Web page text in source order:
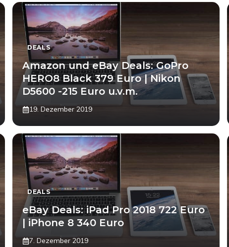
DEALS
Amazon und eBay Deals: GoPro
HERO8 Black 379 Euro | Nikon
D5600 -215 Euro u.v.m.
19. Dezember 2019
DEALS
eBay Deals: iPad Pro 2018 722 Euro
| iPhone 8 340 Euro
7. Dezember 2019